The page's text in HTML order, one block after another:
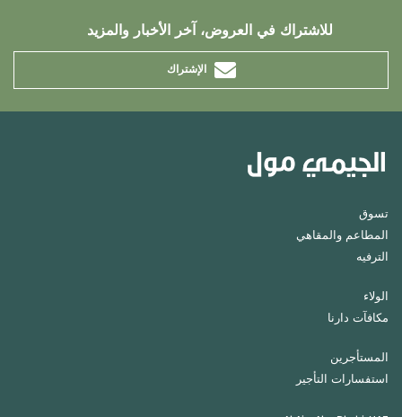
للاشتراك في العروض، آخر الأخبار والمزيد
الإشتراك
تسوق
المطاعم والمقاهي
الترفيه
الولاء
مكافآت دارنا
المستأجرين
استفسارات التأجير